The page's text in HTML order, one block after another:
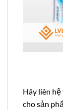
Hãy liên
cho sản